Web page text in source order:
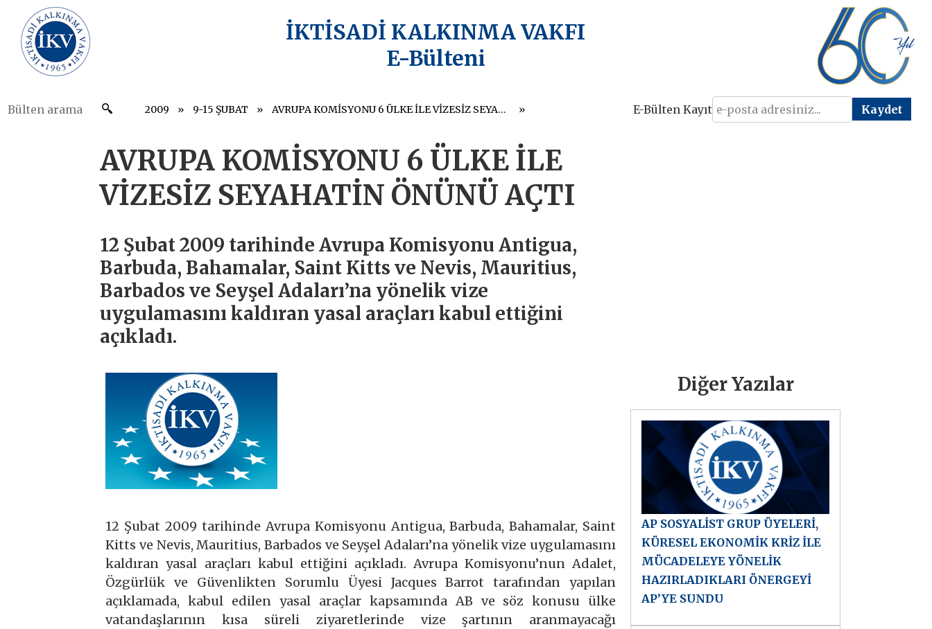
İKTİSADİ KALKINMA VAKFI
E-Bülteni
2009 9-15 ŞUBAT AVRUPA KOMİSYONU 6 ÜLKE İLE VİZESİZ SEYAHATİN ÖNÜNÜ AÇTI E-Bülten Kayıt
AVRUPA KOMİSYONU 6 ÜLKE İLE
VİZESİZ SEYAHATİN ÖNÜNÜ AÇTI
12 Şubat 2009 tarihinde Avrupa Komisyonu Antigua,
Barbuda, Bahamalar, Saint Kitts ve Nevis, Mauritius,
Barbados ve Seyşel Adaları’na yönelik vize
uygulamasını kaldıran yasal araçları kabul ettiğini
açıkladı.
12 Şubat 2009 tarihinde Avrupa Komisyonu Antigua, Barbuda, Bahamalar, Saint
Kitts ve Nevis, Mauritius, Barbados ve Seyşel Adaları’na yönelik vize uygulamasını
kaldıran yasal araçları kabul ettiğini açıkladı. Avrupa Komisyonu’nun Adalet,
Özgürlük ve Güvenlikten Sorumlu Üyesi Jacques Barrot tarafından yapılan
açıklamada, kabul edilen yasal araçlar kapsamında AB ve söz konusu ülke
vatandaşlarının kısa süreli ziyaretlerinde vize şartının aranmayacağı
Diğer Yazılar
AP SOSYALİST GRUP ÜYELERİ,
KÜRESEL EKONOMİK KRİZ İLE
MÜCADELEYE YÖNELİK
HAZIRLADIKLARI ÖNERGEYİ
AP’YE SUNDU